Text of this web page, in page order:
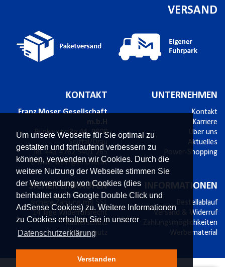
Um unsere Webseite für Sie optimal zu
gestalten und fortlaufend verbessern zu
können, verwenden wir Cookies. Durch die
weitere Nutzung der Webseite stimmen Sie
der Verwendung von Cookies (dies
beinhaltet auch Google Double Click und
AdSense Cookies) zu. Weitere Informationen
zu Cookies erhalten Sie in unserer
Datenschutzerklärung
Verstanden
VERSAND
KONTAKT
Franz Moser Gesellschaft
m.b.H
Bünkerstraße 44,9800
Spittal/Drau
Tel. +43 4762 5401 265
E-Mail: wzm@fmoser.at
UNTERNEHMEN
Kontakt
Karriere
Über uns
Aktuelles
Power-Shopping
SICHER EINKAUFEN
sichere Zahlung mit SSL
14 Tage Widerrufsrecht
Käuferschutz
Datenschutz
INFORMATIONEN
Bestellablauf
Versand & Widerruf
Zahlungsmöglichkeiten
Werbematerial